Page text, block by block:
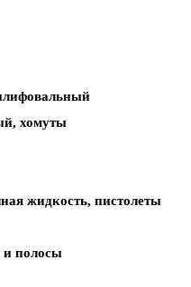
хомуты
жидкость, пистолеты
полосы